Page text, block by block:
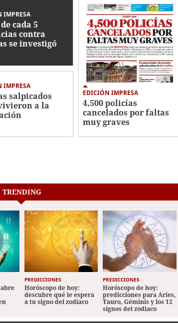
IMPRESA
cada 5
contra
se investigó
IMPRESA
salpicados
a la
EDICIÓN IMPRESA
4,500 policías
cancelados por faltas
muy graves
TRENDING
PREDICCIONES
Horóscopo de hoy:
descubre qué le espera
a tu signo del zodiaco
PREDICCIONES
Horóscopo de hoy:
predicciones para Aries,
Tauro, Géminis y los 12
signos del zodiaco